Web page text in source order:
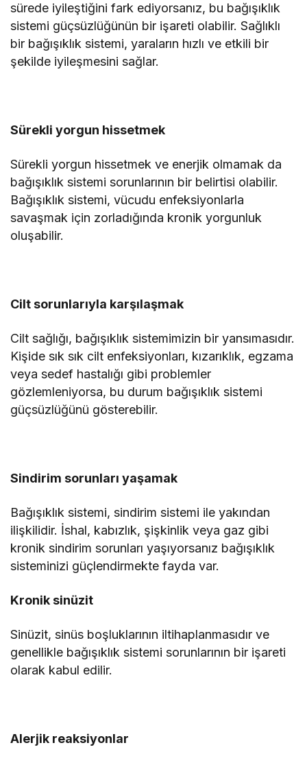
sürede iyileştiğini fark ediyorsanız, bu bağışıklık
sistemi güçsüzlüğünün bir işareti olabilir. Sağlıklı
bir bağışıklık sistemi, yaraların hızlı ve etkili bir
şekilde iyileşmesini sağlar.
Sürekli yorgun hissetmek
Sürekli yorgun hissetmek ve enerjik olmamak da
bağışıklık sistemi sorunlarının bir belirtisi olabilir.
Bağışıklık sistemi, vücudu enfeksiyonlarla
savaşmak için zorladığında kronik yorgunluk
oluşabilir.
Cilt sorunlarıyla karşılaşmak
Cilt sağlığı, bağışıklık sistemimizin bir yansımasıdır.
Kişide sık sık cilt enfeksiyonları, kızarıklık, egzama
veya sedef hastalığı gibi problemler
gözlemleniyorsa, bu durum bağışıklık sistemi
güçsüzlüğünü gösterebilir.
Sindirim sorunları yaşamak
Bağışıklık sistemi, sindirim sistemi ile yakından
ilişkilidir. İshal, kabızlık, şişkinlik veya gaz gibi
kronik sindirim sorunları yaşıyorsanız bağışıklık
sisteminizi güçlendirmekte fayda var.
Kronik sinüzit
Sinüzit, sinüs boşluklarının iltihaplanmasıdır ve
genellikle bağışıklık sistemi sorunlarının bir işareti
olarak kabul edilir.
Alerjik reaksiyonlar